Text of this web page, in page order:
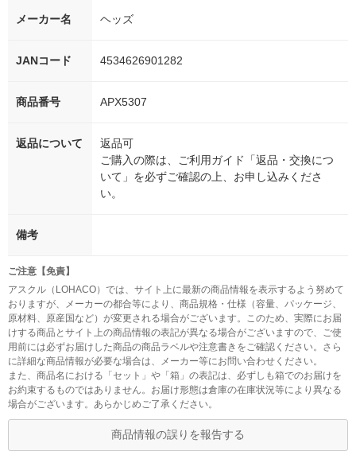
メーカー名 ヘッズ
JANコード 4534626901282
商品番号 APX5307
返品について
返品可
ご購入の際は、ご利用ガイド「返品・交換につ
いて」を必ずご確認の上、お申し込みくださ
い。
備考
ご注意【免責】
アスクル（LOHACO）では、サイト上に最新の商品情報を表示するよう努めて
おりますが、メーカーの都合等により、商品規格・仕様（容量、パッケージ、
原材料、原産国など）が変更される場合がございます。このため、実際にお届
けする商品とサイト上の商品情報の表記が異なる場合がございますので、ご使
用前には必ずお届けした商品の商品ラベルや注意書きをご確認ください。さら
に詳細な商品情報が必要な場合は、メーカー等にお問い合わせください。
また、商品名における「セット」や「箱」の表記は、必ずしも箱でのお届けを
お約束するものではありません。お届け形態は倉庫の在庫状況等により異なる
場合がございます。あらかじめご了承ください。
商品情報の誤りを報告する